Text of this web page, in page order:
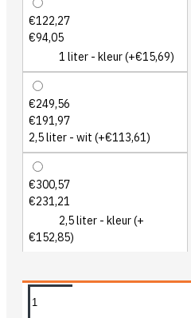
€122,27
€94,05
1 liter - kleur(+€15,69)
€249,56
€191,97
2,5 liter - wit (+€113,61)
€300,57
€231,21
2,5 liter - kleur(+
€152,85)